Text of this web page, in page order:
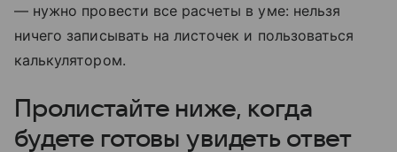
— нужно провести все расчеты в уме: нельзя
ничего записывать на листочек и пользоваться
калькулятором.
Пролистайте ниже, когда
будете готовы увидеть ответ